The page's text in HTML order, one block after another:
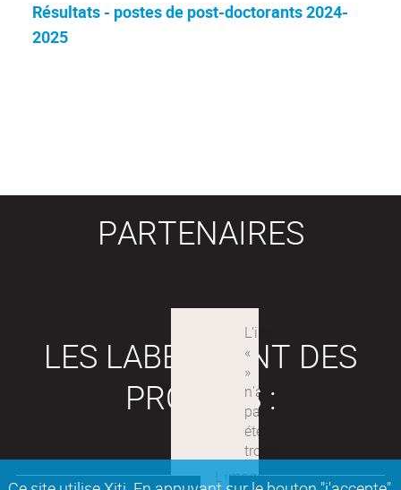
Résultats - postes de post-doctorants 2024-
2025
PARTENAIRES
LES LABEX SONT DES
PROJETS :